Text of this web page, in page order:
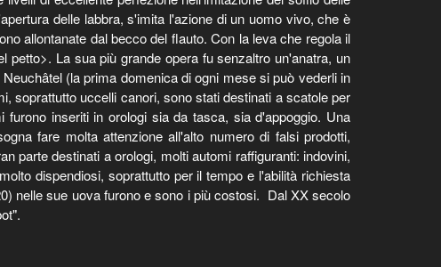
delle labbra, s'imita l'azione di un uomo vivo, che è
allontanate dal becco del flauto. Con la leva che regola il
La sua più grande opera fu senzaltro un'anatra, un
(la prima domenica di ogni mese si può vederli in
soprattutto uccelli canori, sono stati destinati a scatole per
inseriti in orologi sia da tasca, sia d'appoggio. Una
fare molta attenzione all'alto numero di falsi prodotti,
parte destinati a orologi, molti automi raffiguranti: indovini,
dispendiosi, soprattutto per il tempo e l'abilità richiesta
nelle sue uova furono e sono i più costosi. Dal XX secolo